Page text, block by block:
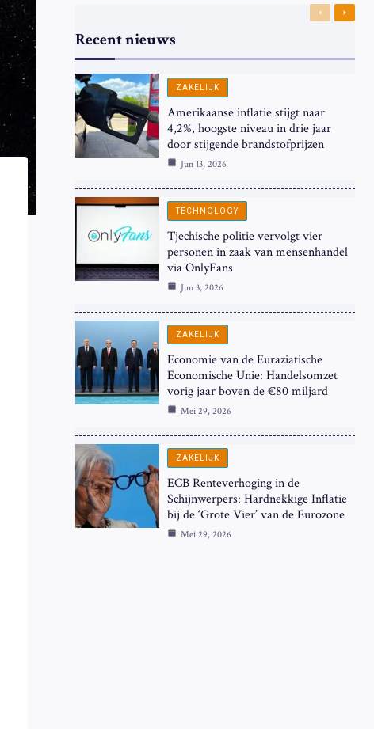
Recent nieuws
Previous
Next
ZAKELIJK
Amerikaanse inflatie stijgt naar
4,2%, hoogste niveau in drie jaar
door stijgende brandstofprijzen
Jun 13, 2026
TECHNOLOGY
Tjechische politie vervolgt vier
personen in zaak van mensenhandel
via OnlyFans
Jun 3, 2026
ZAKELIJK
Economie van de Euraziatische
Economische Unie: Handelsomzet
vorig jaar boven de €80 miljard
Mei 29, 2026
ZAKELIJK
ECB Renteverhoging in de
Schijnwerpers: Hardnekkige Inflatie
bij de ‘Grote Vier’ van de Eurozone
Mei 29, 2026